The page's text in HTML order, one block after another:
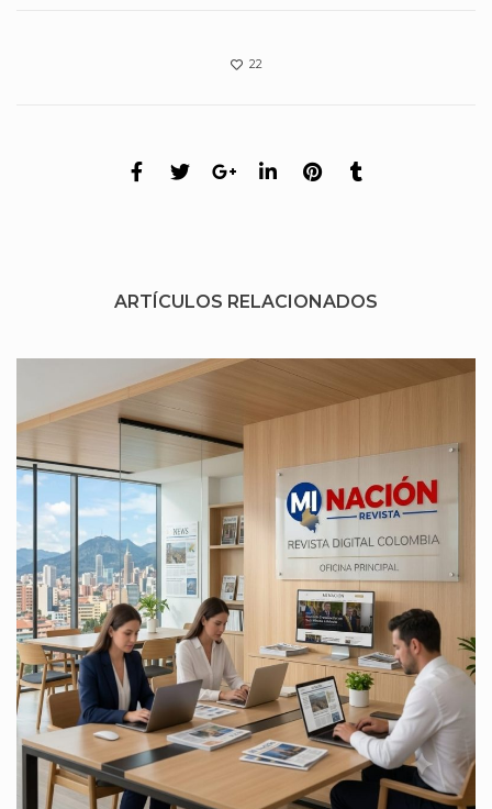
22
ARTÍCULOS RELACIONADOS